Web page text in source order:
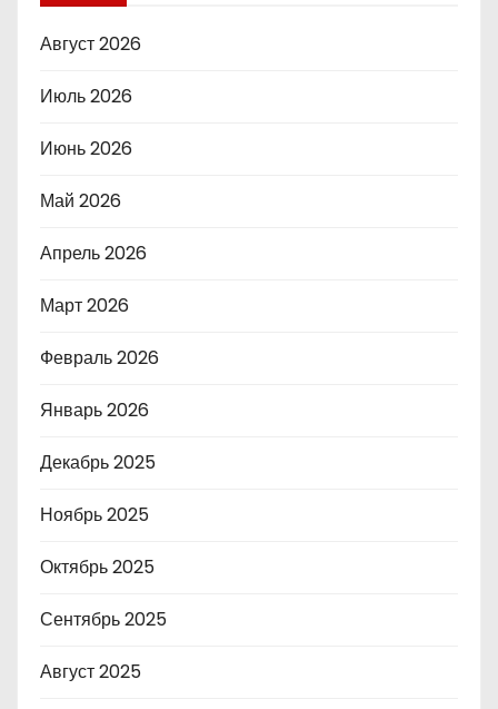
Август 2026
Июль 2026
Июнь 2026
Май 2026
Апрель 2026
Март 2026
Февраль 2026
Январь 2026
Декабрь 2025
Ноябрь 2025
Октябрь 2025
Сентябрь 2025
Август 2025